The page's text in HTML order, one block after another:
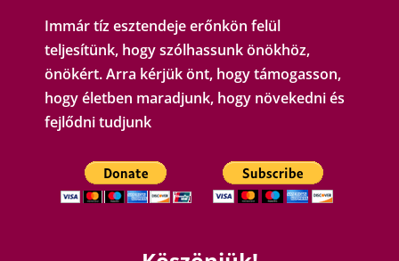
Immár tíz esztendeje erőnkön felül
teljesítünk, hogy szólhassunk önökhöz,
önökért. Arra kérjük önt, hogy támogasson,
hogy életben maradjunk, hogy növekedni és
fejlődni tudjunk